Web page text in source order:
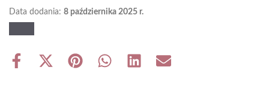
Data dodania: 8 października 2025 r.
Share
Share Share Share Share Share